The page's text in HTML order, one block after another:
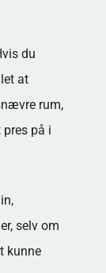
du
at
rum,
på i
selv om
kunne